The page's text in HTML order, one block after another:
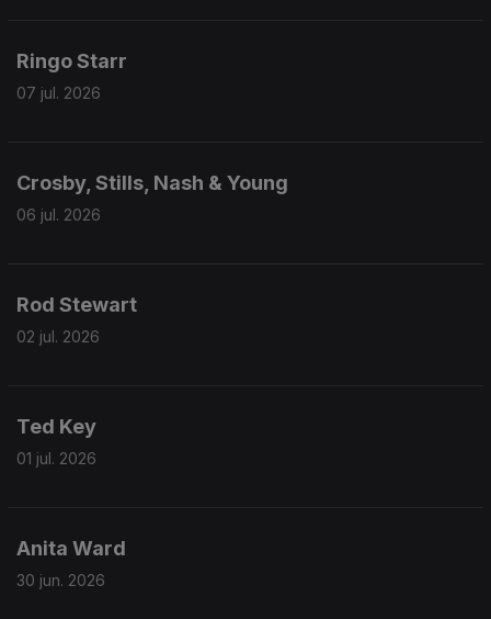
Ringo Starr
07 jul. 2026
Crosby, Stills, Nash & Young
06 jul. 2026
Rod Stewart
02 jul. 2026
Ted Key
01 jul. 2026
Anita Ward
30 jun. 2026